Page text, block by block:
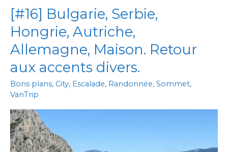
[#16] Bulgarie, Serbie,
Hongrie, Autriche,
Allemagne, Maison. Retour
aux accents divers.
Bons plans, City, Escalade, Randonnée, Sommet,
VanTrip